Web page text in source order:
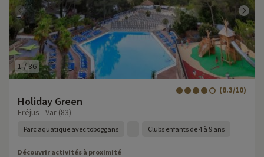
1 /36
Holiday Green
(8.3/10)
Fréjus - Var (83)
Parc aquatique avec toboggans Clubs enfants de 4 à 9 ans
Découvrir activités à proximité